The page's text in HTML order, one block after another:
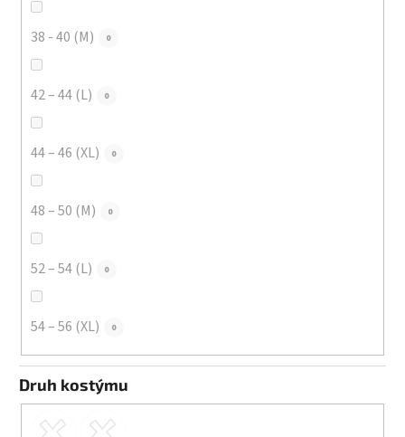
38 - 40 (M) 0
42 – 44 (L) 0
44 – 46 (XL) 0
48 – 50 (M) 0
52 – 54 (L) 0
54 – 56 (XL) 0
Druh kostýmu